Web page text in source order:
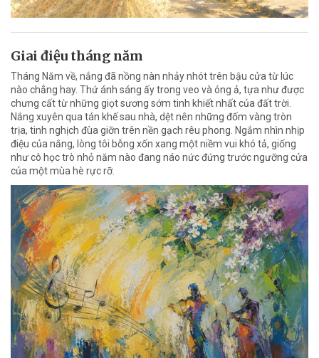
Giai điệu tháng năm
Tháng Năm về, nắng đã nồng nàn nhảy nhót trên bậu cửa từ lúc
nào chẳng hay. Thứ ánh sáng ấy trong veo và óng ả, tựa như được
chưng cất từ những giọt sương sớm tinh khiết nhất của đất trời.
Nắng xuyên qua tán khế sau nhà, dệt nên những đốm vàng tròn
trịa, tinh nghịch đùa giỡn trên nền gạch rêu phong. Ngắm nhìn nhịp
điệu của nắng, lòng tôi bỗng xốn xang một niềm vui khó tả, giống
như cô học trò nhỏ năm nào đang náo nức đứng trước ngưỡng cửa
của một mùa hè rực rỡ.